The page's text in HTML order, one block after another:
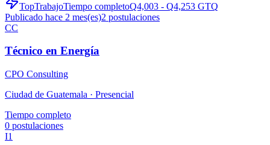
TopTrabajoTiempo completoQ4,003 - Q4,253 GTQ
Publicado hace 2 mes(es)2 postulaciones
CC
Técnico en Energía
CPO Consulting
Ciudad de Guatemala · Presencial
Tiempo completo
0 postulaciones
I1